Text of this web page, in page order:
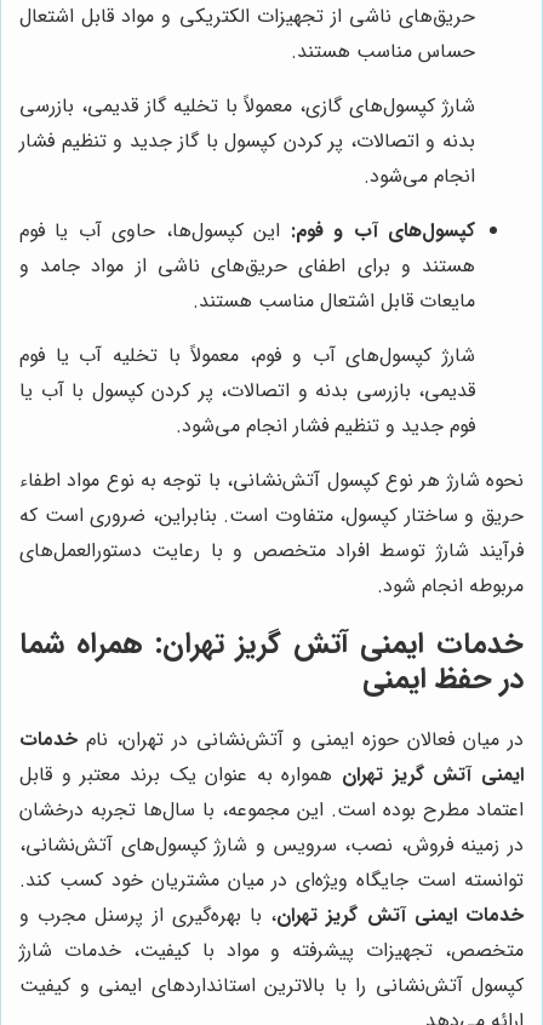
حریق‌های ناشی از تجهیزات الکتریکی و مواد قابل اشتعال
حساس مناسب هستند.
شارژ کپسول‌های گازی، معمولاً با تخلیه گاز قدیمی، بازرسی
بدنه و اتصالات، پر کردن کپسول با گاز جدید و تنظیم فشار
انجام می‌شود.
کپسول‌های آب و فوم: این کپسول‌ها، حاوی آب یا فوم
هستند و برای اطفای حریق‌های ناشی از مواد جامد و
مایعات قابل اشتعال مناسب هستند.
شارژ کپسول‌های آب و فوم، معمولاً با تخلیه آب یا فوم
قدیمی، بازرسی بدنه و اتصالات، پر کردن کپسول با آب یا
فوم جدید و تنظیم فشار انجام می‌شود.
نحوه شارژ هر نوع کپسول آتش‌نشانی، با توجه به نوع مواد اطفاء
حریق و ساختار کپسول، متفاوت است. بنابراین، ضروری است که
فرآیند شارژ توسط افراد متخصص و با رعایت دستورالعمل‌های
مربوطه انجام شود.
خدمات ایمنی آتش گریز تهران: همراه شما
در حفظ ایمنی
در میان فعالان حوزه ایمنی و آتش‌نشانی در تهران، نام خدمات
ایمنی آتش گریز تهران همواره به عنوان یک برند معتبر و قابل
اعتماد مطرح بوده است. این مجموعه، با سال‌ها تجربه درخشان
در زمینه فروش، نصب، سرویس و شارژ کپسول‌های آتش‌نشانی،
توانسته است جایگاه ویژه‌ای در میان مشتریان خود کسب کند.
خدمات ایمنی آتش گریز تهران، با بهره‌گیری از پرسنل مجرب و
متخصص، تجهیزات پیشرفته و مواد با کیفیت، خدمات شارژ
کپسول آتش‌نشانی را با بالاترین استانداردهای ایمنی و کیفیت